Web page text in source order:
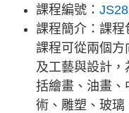
課程編號：
課程簡介：課
課程可從兩個方
及工藝與設計
括繪畫、油畫
術、雕塑、玻璃